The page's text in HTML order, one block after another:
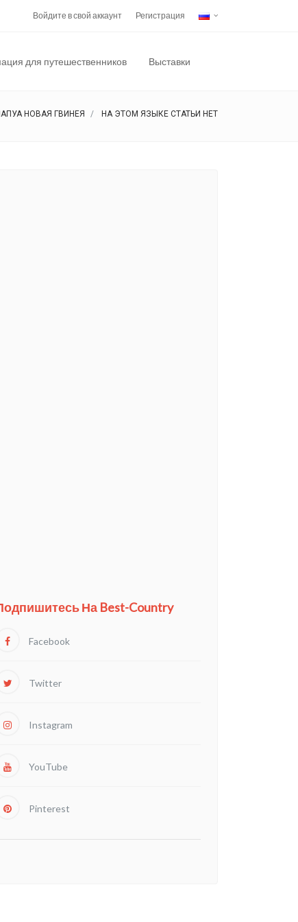
Войдите в свой аккаунт Регистрация
для путешественников Выставки
НОВАЯ ГВИНЕЯ НА ЭТОМ ЯЗЫКЕ СТАТЬИ НЕТ
На Best-Country
Facebook
Twitter
Instagram
YouTube
Pinterest